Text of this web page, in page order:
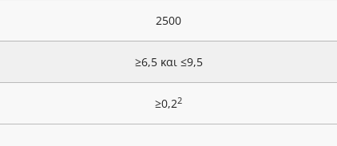
2500
≥6,5 και ≤9,5
≥0,22